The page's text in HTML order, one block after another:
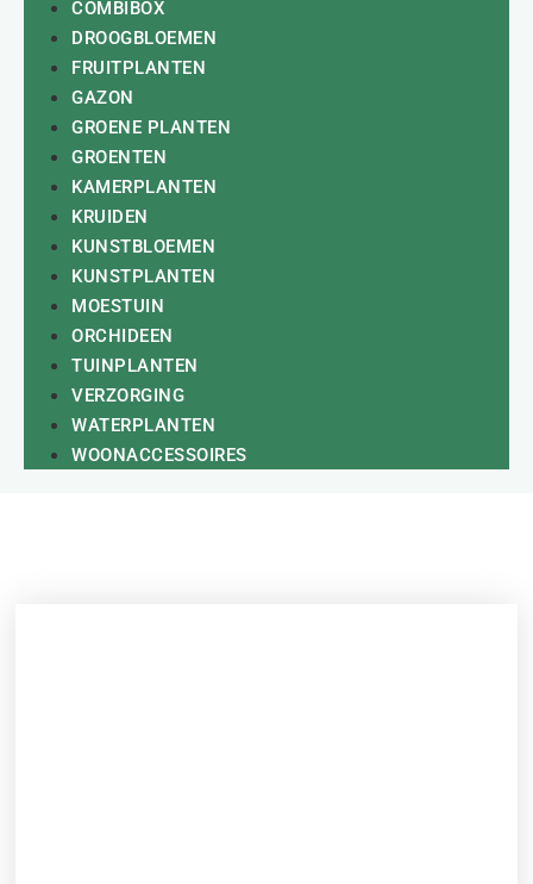
COMBIBOX
DROOGBLOEMEN
FRUITPLANTEN
GAZON
GROENE PLANTEN
GROENTEN
KAMERPLANTEN
KRUIDEN
KUNSTBLOEMEN
KUNSTPLANTEN
MOESTUIN
ORCHIDEEN
TUINPLANTEN
VERZORGING
WATERPLANTEN
WOONACCESSOIRES